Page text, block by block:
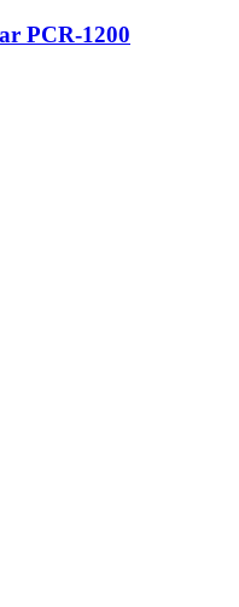
PCR-1200